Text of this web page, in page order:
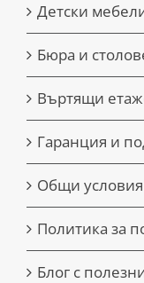
Детски
Бюра и
Въртящи
Гаранция и
Общи условия
Политика за
Блог с